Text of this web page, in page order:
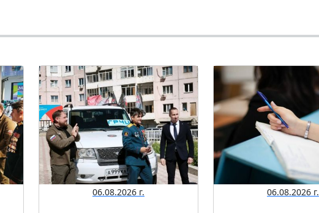
06.08.2026 г. 06.08.2026 г.